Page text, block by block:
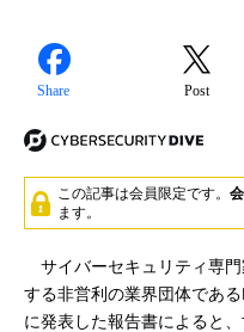
Share Post
この記事は会員限定です。
ます。
サイバーセキュリティ専
する非営利の業界団体であ
に発表した報告書によると